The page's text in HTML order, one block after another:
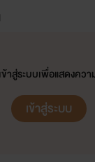
าสู่ระบบเพื่อแสดงคว
เข้าสู่ระบบ